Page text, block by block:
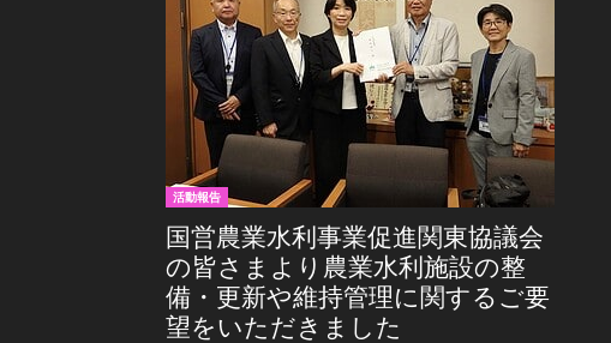
活動報告
国営農業水利事業促進関東協議会
の皆さまより農業水利施設の整
備・更新や維持管理に関するご要
望をいただきました